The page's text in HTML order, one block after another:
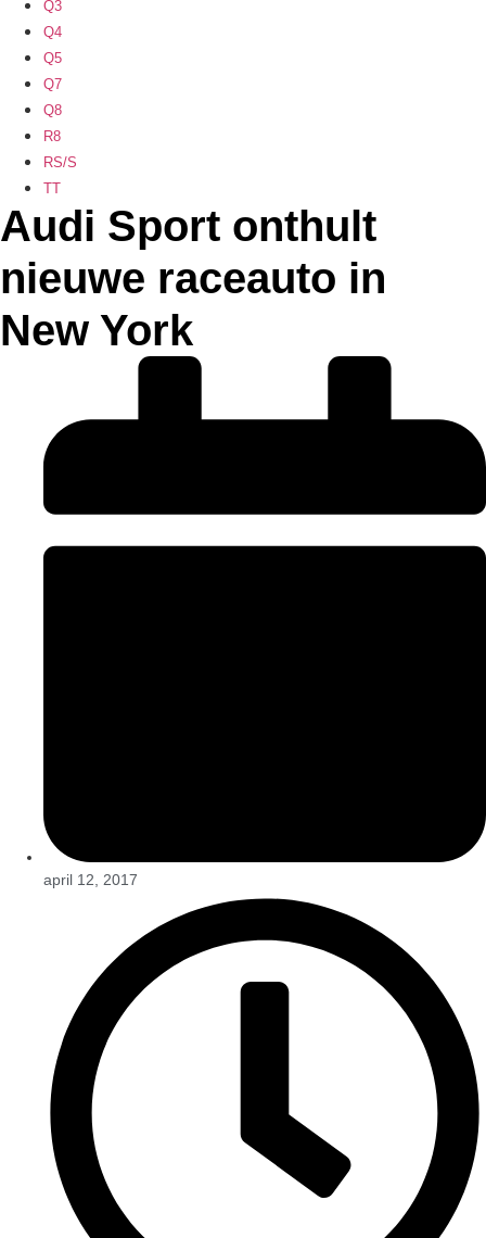
Q3
Q4
Q5
Q7
Q8
R8
RS/S
TT
Audi Sport onthult
nieuwe raceauto in
New York
april 12, 2017